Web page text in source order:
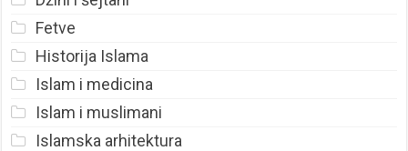
Fetve
Historija Islama
Islam i medicina
Islam i muslimani
Islamska arhitektura